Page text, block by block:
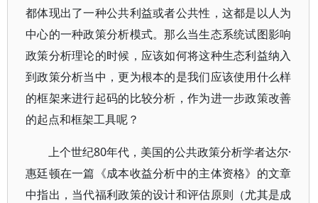
都体现出了一种公共利益或者公共性，这都是以人为
中心的一种政策分析模式。那么当生态系统试图影响
政策分析理论的时候，应该如何将这种生态利益纳入
到政策分析当中，更为根本的是我们应该使用什么样
的框架来进行起码的比较分析，作为进一步政策改善
的起点和框架工具呢？
上个世纪80年代，美国的公共政策分析学者达尔·
惠廷顿在一篇《成本收益分析中的主体资格》的文章
中指出，当代福利政策的设计和评估原则（尤其是成